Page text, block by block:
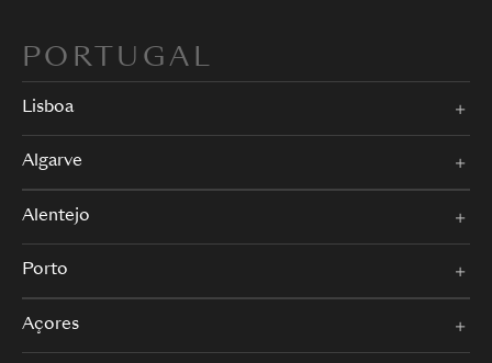
PORTUGAL
Lisboa
Algarve
Alentejo
Porto
Açores